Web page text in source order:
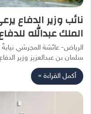
الملك عبدالله
الرياض- عائشة المجرشي
سلمان بن عبدالعزيز وزير
أكمل القراءة »